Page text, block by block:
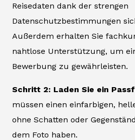
Reisedaten dank der strengen
Datenschutzbestimmungen
Außerdem erhalten Sie
nahtlose Unterstützung, um
Bewerbung zu gewährleisten.
Schritt 2: Laden Sie ein
müssen einen einfarbigen,
ohne Schatten oder
dem Foto haben.